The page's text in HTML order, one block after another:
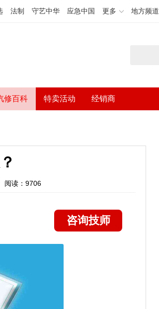
法制 守艺中华 应急中国 更多 地方频道
修百科 特卖活动 经销商
阅读：9706
咨询技师